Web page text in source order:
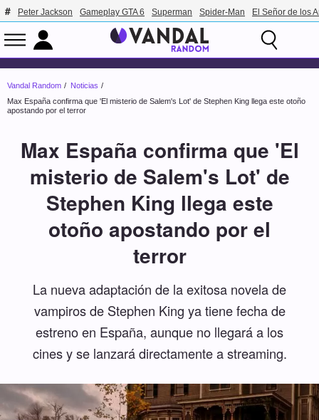
Peter Jackson Gameplay GTA 6 Superman Spider-Man El Señor de los
Vandal Random
Noticias
Max España confirma que 'El misterio de Salem's Lot' de Stephen King llega este otoño
apostando por el terror
Max España confirma que 'El
misterio de Salem's Lot' de
Stephen King llega este
otoño apostando por el
terror
La nueva adaptación de la exitosa novela de
vampiros de Stephen King ya tiene fecha de
estreno en España, aunque no llegará a los
cines y se lanzará directamente a streaming.